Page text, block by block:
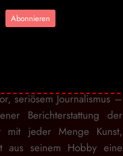
seit über 15 Jahren mit
seriösem Journalismus –
Berichterstattung der
mit jeder Menge Kunst,
aus seinem Hobby eine
Abonnieren